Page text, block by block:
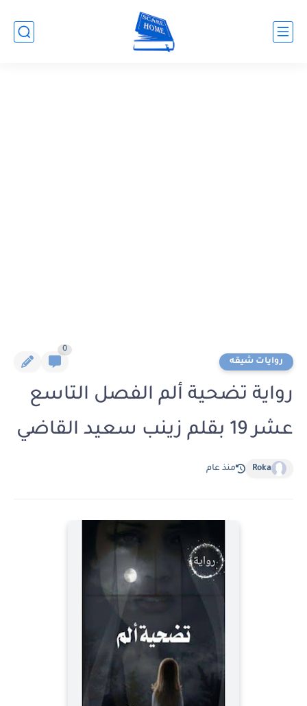
روايات شيقه
0
رواية تضحية ألم الفصل التاسع
عشر 19 بقلم زينب سعيد القاضي
Roka منذ عام